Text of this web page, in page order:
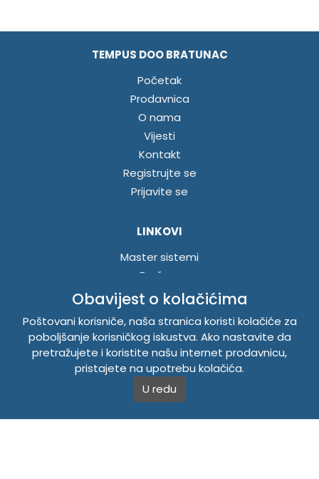
TEMPUS DOO BRATUNAC
Početak
Prodavnica
O nama
Vijesti
Kontakt
Registrujte se
Prijavite se
LINKOVI
Master sistemi
Brošure
Akcije
INFORMACIJE
Politika o kolačićima
Uslovi korištenja
Politika privatnosti
Obavijest o kolačićima
Poštovani korisniče, naša stranica koristi kolačiće za
poboljšanje korisničkog iskustva. Ako nastavite da
pretražujete i koristite našu internet prodavnicu,
pristajete na upotrebu kolačića.
U redu